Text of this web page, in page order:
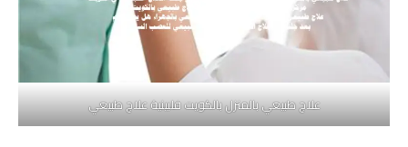
علاج طبيعي بالمنزل بالكويت فلبينية علاج طبيعي